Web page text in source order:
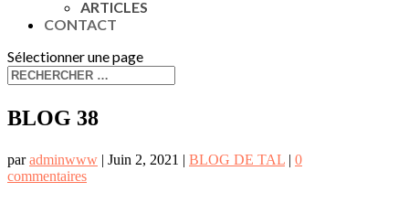
ARTICLES
CONTACT
Sélectionner une page
BLOG 38
paradminwww | Juin 2, 2021 | BLOG DE TAL | 0
commentaires